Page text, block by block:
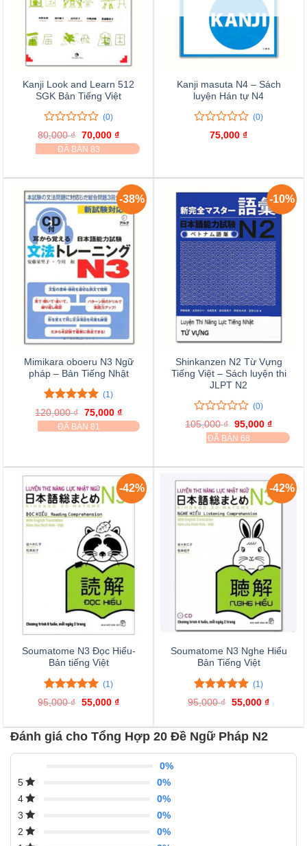
Kanji Look and Learn 512
SGK Bản Tiếng Việt
0
trên
5
0
giá
(0)
80,000₫ Giá
gốc
là:
70,000 ₫Giá
hiện
tại
ĐÃ BÁN 83
Kanji masuta N4 – Sách
luyện Hán tự N4
giá
(0)
75,000 ₫
-38%
Mimikara oboeru N3 Ngữ
pháp – Bản Tiếng Nhật
5.00trên 5
1
đánh giá
(1)
120,000₫ Giá
gốc
là:
75,000 ₫Giá
hiện
tại
ĐÃ BÁN 81
-10%
Shinkanzen N2 Từ Vựng
Tiếng Việt – Sách luyện thi
JLPT N2
0
trên
0
giá
(0)
105,000₫ Giá
gốc
là:
95,000 ₫Giá
hiện
tại
ĐÃ BÁN 68
-42%
Soumatome N3 Đọc Hiểu-
Bản tiếng Việt
5.00trên 5
1
đánh giá
(1)
95,000₫ Giá
95,000 ₫.
55,000 ₫Giá
là:
55,000 ₫.
-42%
Soumatome N3 Nghe Hiểu
Bản Tiếng Việt
5.00trên 5
1
đánh giá
(1)
95,000₫ Giá
95,000 ₫.
55,000 ₫Giá
là:
Đánh giá cho Tổng Hợp 20 Đề Ngữ Pháp N2
0%
5
0%
4
0%
3
0%
2
0%